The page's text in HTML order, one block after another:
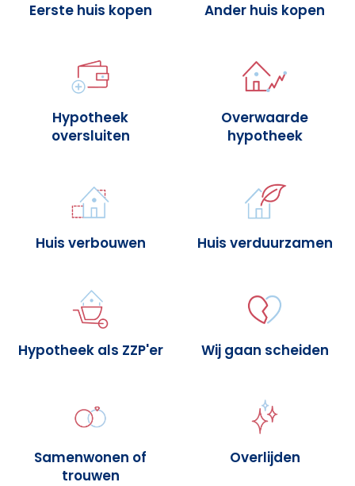
Eerste huis kopen Ander huis kopen
Hypotheek
oversluiten
Overwaarde
hypotheek
Huis verbouwen Huis verduurzamen
Hypotheek als ZZP'er Wij gaan scheiden
Samenwonen of
trouwen
Overlijden